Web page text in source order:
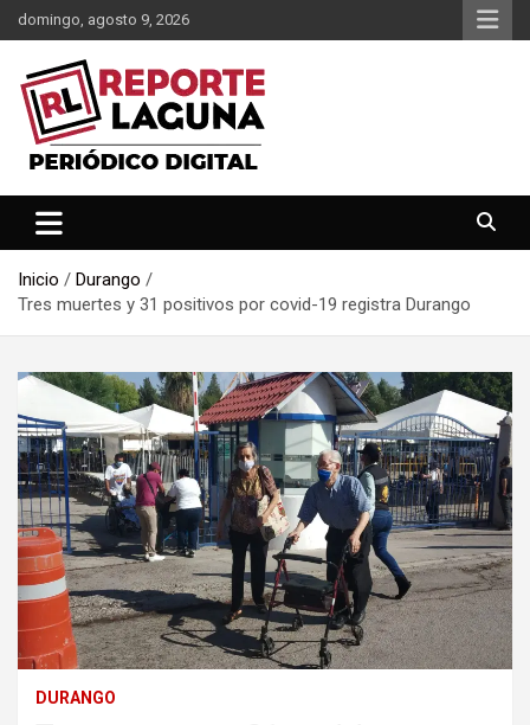
Saltar
al
contenido
domingo, agosto 9, 2026
Reporte Laguna
Inicio
Durango
Tres muertes y 31 positivos por covid-19 registra Durango
DURANGO